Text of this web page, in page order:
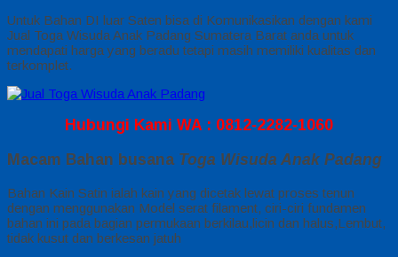
Untuk Bahan DI luar Saten bisa di Komunikasikan dengan kami
Jual Toga Wisuda Anak Padang Sumatera Barat anda untuk
mendapati harga yang beradu tetapi masih memiliki kualitas dan
terkomplet.
Hubungi Kami WA : 0812-2282-1060
Macam Bahan busana Toga Wisuda Anak Padang
Bahan Kain Satin ialah kain yang dicetak lewat proses tenun
dengan menggunakan Model serat filament, ciri-ciri fundamen
bahan ini pada bagian permukaan berkilau,licin dan halus,Lembut,
tidak kusut dan berkesan jatuh